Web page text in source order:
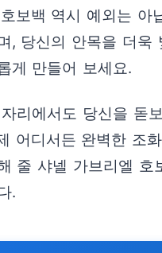
보백 역시 예외는 아
, 당신의 안목을 더욱
게 만들어 보세요.
리에서도 당신을 돋
어디서든 완벽한 조
줄 샤넬 가브리엘 호
.